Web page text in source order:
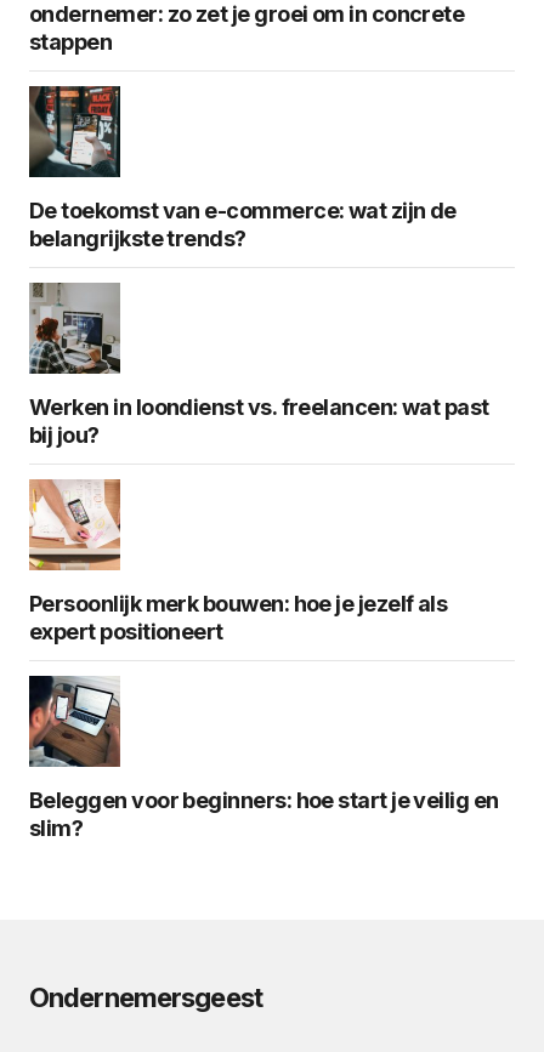
ondernemer: zo zet je groei om in concrete
stappen
De toekomst van e-commerce: wat zijn de
belangrijkste trends?
Werken in loondienst vs. freelancen: wat past
bij jou?
Persoonlijk merk bouwen: hoe je jezelf als
expert positioneert
Beleggen voor beginners: hoe start je veilig en
slim?
Ondernemersgeest